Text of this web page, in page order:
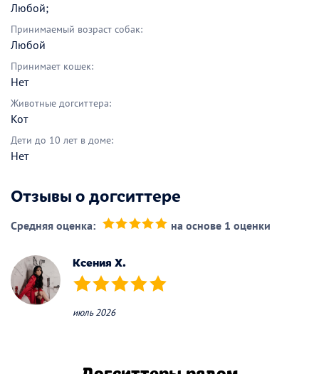
Любой;
Принимаемый возраст собак:
Любой
Принимает кошек:
Нет
Животные догситтера:
Кот
Дети до 10 лет в доме:
Нет
Отзывы о догситтере
Средняя оценка: на основе 1 оценки
Ксения Х.
(*) (*) (*) (*) (*)
июль 2026